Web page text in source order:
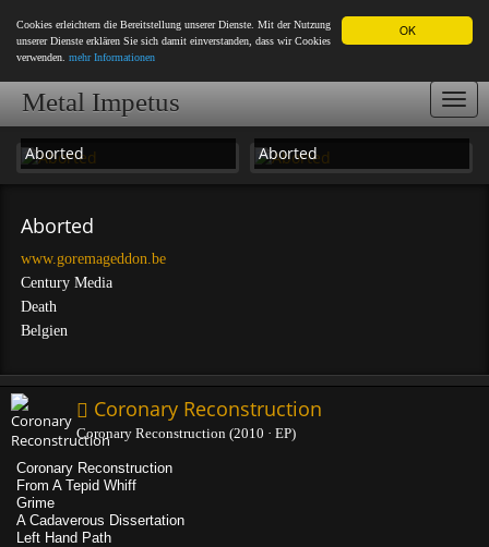
OK
Cookies erleichtern die Bereitstellung unserer Dienste. Mit der Nutzung
unserer Dienste erklären Sie sich damit einverstanden, dass wir Cookies
verwenden. mehr Informationen
Metal Impetus
Aborted Aborted
Aborted
www.goremageddon.be
Century Media
Death
Belgien
Coronary Reconstruction
Coronary Reconstruction (2010 · EP)
Coronary Reconstruction
From A Tepid Whiff
Grime
A Cadaverous Dissertation
Left Hand Path